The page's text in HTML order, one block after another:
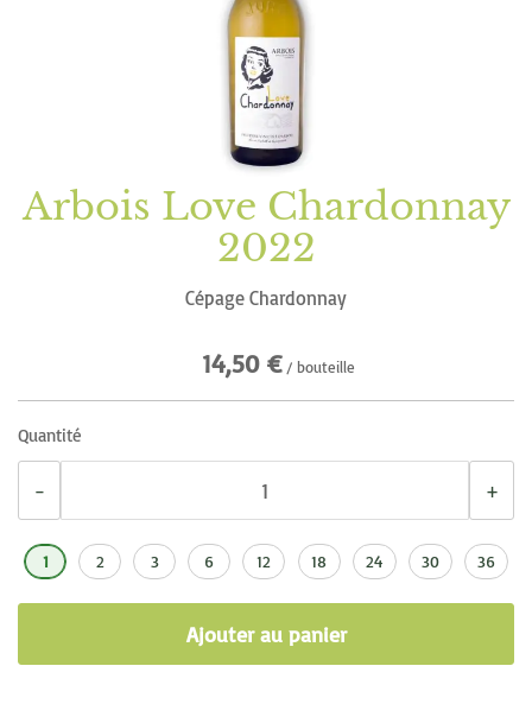
Passer
Arbois Love Chardonnay
2022
Cépage Chardonnay
14,50 € / bouteille
Quantité
− +
1 2 3 6 12 18 24 30 36
Ajouter au panier